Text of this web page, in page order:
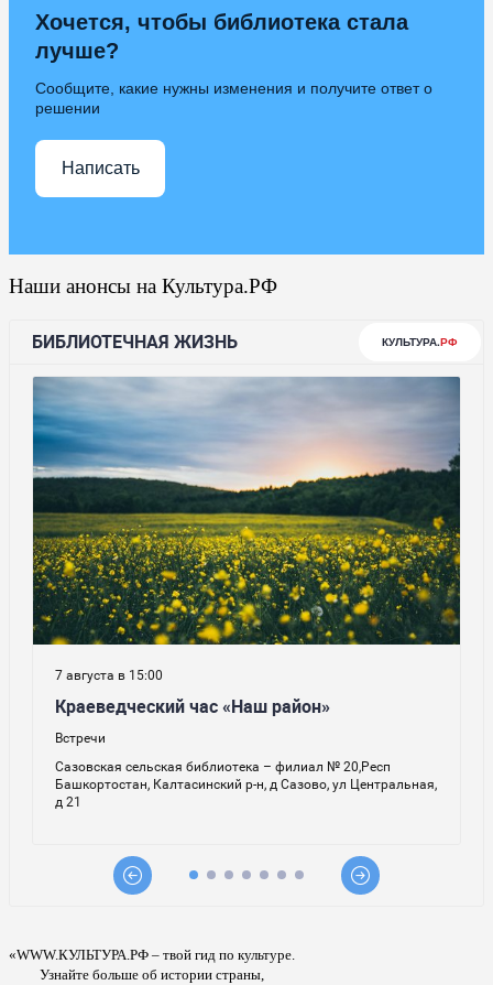
Хочется, чтобы библиотека стала
лучше?
Сообщите, какие нужны изменения и получите ответ о
решении
Написать
Наши анонсы на Культура.РФ
«WWW.КУЛЬТУРА.РФ – твой гид по культуре.
Узнайте больше об истории страны,